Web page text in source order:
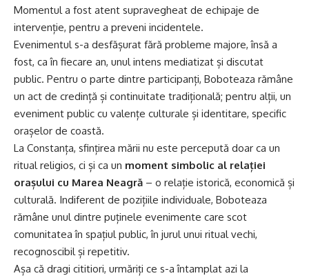
Momentul a fost atent supravegheat de echipaje de
intervenție, pentru a preveni incidentele.
Evenimentul s-a desfășurat fără probleme majore, însă a
fost, ca în fiecare an, unul intens mediatizat și discutat
public. Pentru o parte dintre participanți, Boboteaza rămâne
un act de credință și continuitate tradițională; pentru alții, un
eveniment public cu valențe culturale și identitare, specific
orașelor de coastă.
La Constanța, sfințirea mării nu este percepută doar ca un
ritual religios, ci și ca un moment simbolic al relației
orașului cu Marea Neagră – o relație istorică, economică și
culturală. Indiferent de pozițiile individuale, Boboteaza
rămâne unul dintre puținele evenimente care scot
comunitatea în spațiul public, în jurul unui ritual vechi,
recognoscibil și repetitiv.
Așa că dragi cititiori, urmăriți ce s-a întamplat azi la